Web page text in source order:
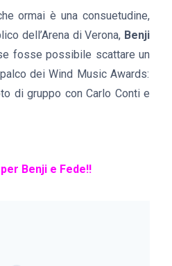
ormai è una consuetudine,
dell’Arena di Verona, Benji
fosse possibile scattare un
dei Wind Music Awards:
di gruppo con Carlo Conti e
Benji e Fede!!